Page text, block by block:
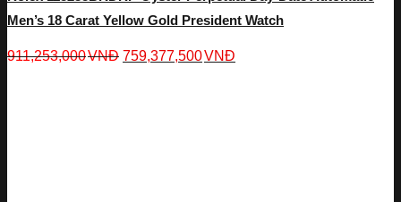
Men’s 18 Carat Yellow Gold President Watch
911,253,000VNĐ 759,377,500VNĐ